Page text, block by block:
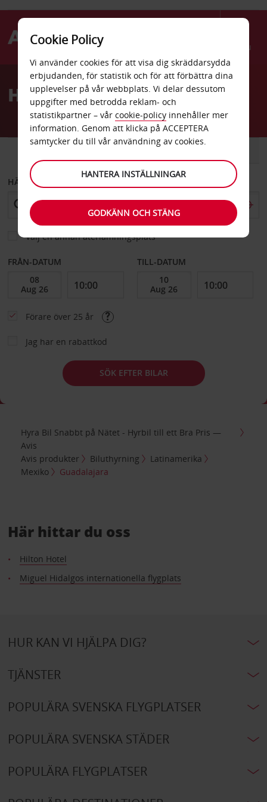
Menu
AvisHyrbil Guadalajara
BIL
HÄMTA FRÅN
Välj en annan återlämningsplats
FRÅN-DATUM TILL-DATUM
Förare över 25 år
Jag har en rabattkod
SÖK EFTER BILAR
Hyra Bil Snabbt på Nätet - Hyrbil till ett Bra Pris —
Avis
Avis produkter
Biluthyrning
Latinamerika
Mexiko
Guadalajara
Här hittar du oss
Hilton Hotel
Miguel Hidalgos internationella flygplats
HUR KAN VI HJÄLPA DIG?
TJÄNSTER
POPULÄRA SVENSKA FLYGPLATSER
POPULÄRA SVENSKA STÄDER
POPULÄRA FLYGPLATSER
Cookie Policy
Vi använder cookies för att visa dig skräddarsydda
erbjudanden, för statistik och för att förbättra dina
upplevelser på vår webbplats. Vi delar dessutom
uppgifter med betrodda reklam- och
statistikpartner – vår cookie-policy innehåller mer
information. Genom att klicka på ACCEPTERA
samtycker du till vår användning av cookies.
HANTERA INSTÄLLNINGAR
GODKÄNN OCH STÄNG